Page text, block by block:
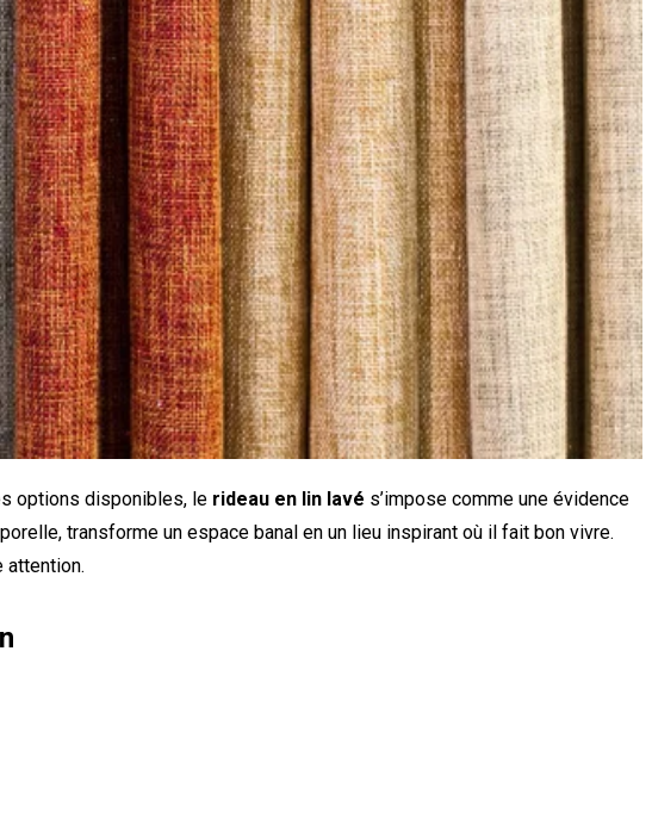
options disponibles, le rideau en lin lavé s’impose comme une évidence
transforme un espace banal en un lieu inspirant où il fait bon vivre.
attention.